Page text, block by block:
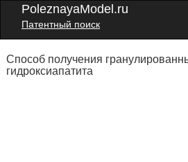
PoleznayaModel.ru
Патентный поиск
Способ получения
гидроксиапатита